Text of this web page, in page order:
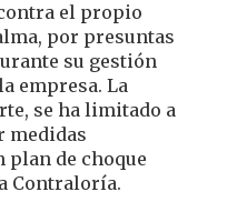
el propio
por presuntas
su gestión
empresa. La
se ha limitado a
medidas
de choque
Contraloría.